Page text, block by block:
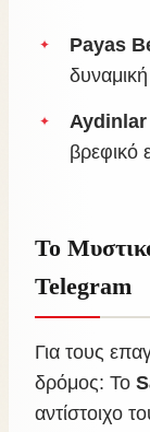
Payas
Aydinlar
βρεφικό
Το
Telegram
Για τους
δρόμος: Το
αντίστοιχο